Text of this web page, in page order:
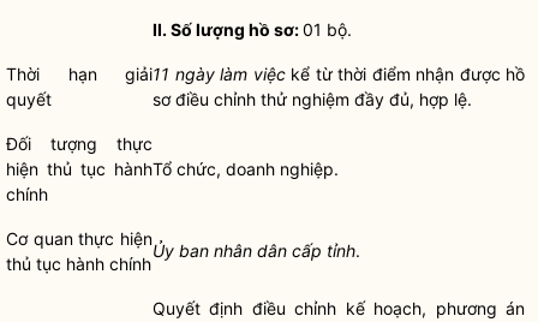
II. Số lượng hồ sơ:01 bộ.
Thời hạn giải
quyết
11 ngày làm việc kể từ thời điểm nhận được hồ
sơđiều chỉnh thử nghiệm đầy đủ, hợp lệ.
Đối tượng thực
hiện thủ tục hành
chính
Tổ chức, doanh nghiệp.
Cơ quan thực hiện
thủ tục hành chính
Ủy ban nhân dân cấp tỉnh.
Quyết định điều chỉnh kế hoạch, phương án